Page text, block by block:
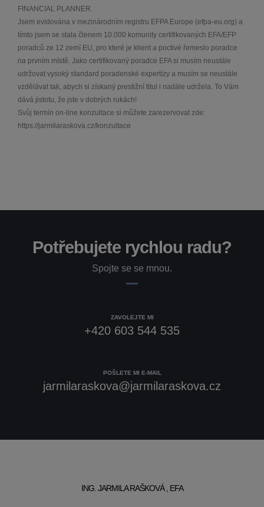
FINANCIAL PLANNER.
Jsem evidována v mezinárodním registru EFPA Europe (efpa-eu.org) a
tímto jsem se stala členem 10.000 komunity certifikovaných EFA/EFP
poradců ze 12 zemí EU, pro které je klient a poctivé řemeslo poradce
na prvním místě. Jako certifikovaný poradce EFA si musím neustále
udržovat vysoký standard poradenské expertízy a musím se neustále
vzdělávat tak, abych si získaný prestižní titul i nadále udržela. To Vám
dává jistotu, že jste v dobrých rukách!
Svůj termín on-line konzultace si můžete zarezervovat zde:
https://jarmilaraskova.cz/konzultace
Potřebujete rychlou radu?
Spojte se se mnou.
ZAVOLEJTE MI
+420 603 544 535
POŠLETE MI E-MAIL
jarmilaraskova@jarmilaraskova.cz
ING. JARMILA RAŠKOVÁ , EFA